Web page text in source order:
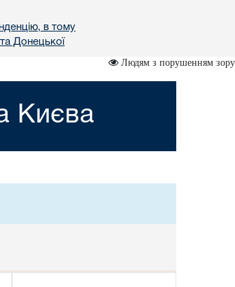
в тому
Донецької
Людям з порушенням зору
Києва